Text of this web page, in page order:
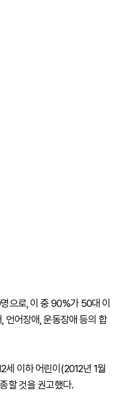
으로, 이 중 90%가 50대 이
언어장애, 운동장애 등의 합
세 이하 어린이(2012년 1월
할 것을 권고했다.